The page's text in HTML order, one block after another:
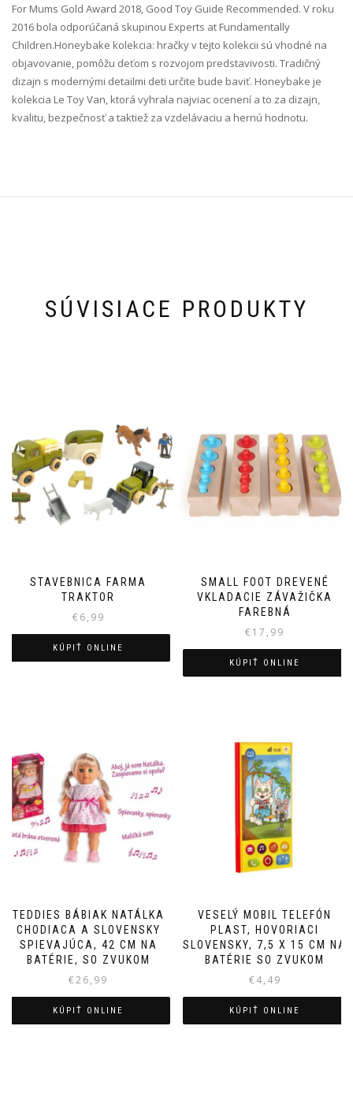
For Mums Gold Award 2018, Good Toy Guide Recommended. V roku
2016 bola odporúčaná skupinou Experts at Fundamentally
Children.Honeybake kolekcia: hračky v tejto kolekcii sú vhodné na
objavovanie, pomôžu deťom s rozvojom predstavivosti. Tradičný
dizajn s modernými detailmi deti určite bude baviť. Honeybake je
kolekcia Le Toy Van, ktorá vyhrala najviac ocenení a to za dizajn,
kvalitu, bezpečnosť a taktiež za vzdelávaciu a hernú hodnotu.
SÚVISIACE PRODUKTY
STAVEBNICA FARMA
TRAKTOR
€6,99
KÚPIŤ ONLINE
SMALL FOOT DREVENÉ
VKLADACIE ZÁVAŽIČKA
FAREBNÁ
€17,99
KÚPIŤ ONLINE
TEDDIES BÁBIAK NATÁLKA
CHODIACA A SLOVENSKY
SPIEVAJÚCA, 42 CM NA
BATÉRIE, SO ZVUKOM
€26,99
KÚPIŤ ONLINE
VESELÝ MOBIL TELEFÓN
PLAST, HOVORIACI
SLOVENSKY, 7,5 X 15 CM NA
BATÉRIE SO ZVUKOM
€4,49
KÚPIŤ ONLINE